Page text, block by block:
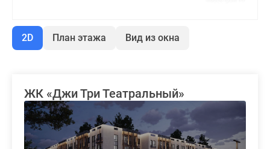
2D План этажа Вид из окна
ЖК «Джи Три Театральный»